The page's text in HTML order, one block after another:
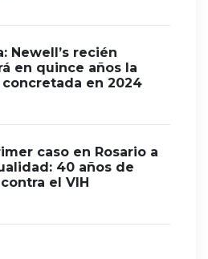
Newell’s recién
en quince años la
en 2024
caso en Rosario a
40 años de
el VIH